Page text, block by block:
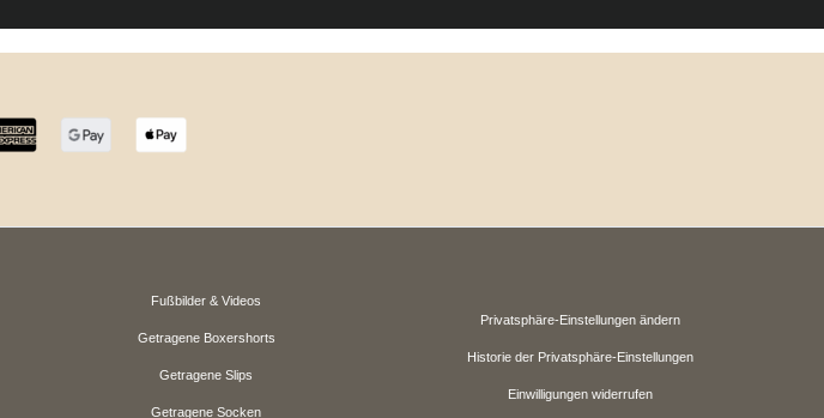
Fußbilder & Videos
Getragene Boxershorts
Getragene Slips
Getragene Socken
Privatsphäre-Einstellungen ändern
Historie der Privatsphäre-Einstellungen
Einwilligungen widerrufen